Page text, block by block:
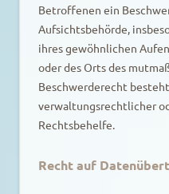
Betroffenen ein
Aufsichtsbehörde,
ihres gewöhnlichen
oder des Orts des
Beschwerderecht
verwaltungsrechtlicher
Rechtsbehelfe.
Recht auf